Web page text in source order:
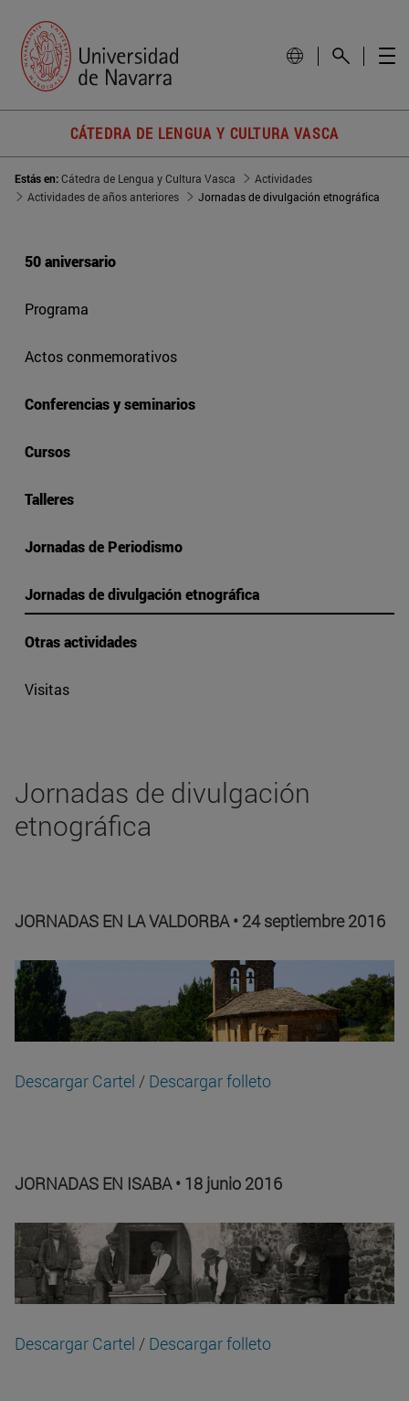
CÁTEDRA DE LENGUA Y CULTURA VASCA
Estás en:Cátedra de Lengua y Cultura Vasca
Actividades
Actividades de años anteriores
Jornadas de divulgación etnográfica
50 aniversario
Programa
Actos conmemorativos
Conferencias y seminarios
Cursos
Talleres
Jornadas de Periodismo
Jornadas de divulgación etnográfica
Otras actividades
Visitas
Jornadas de divulgación
etnográfica
JORNADAS EN LA VALDORBA • 24 septiembre 2016
Descargar Cartel / Descargar folleto
JORNADAS EN ISABA • 18 junio 2016
Descargar Cartel / Descargar folleto